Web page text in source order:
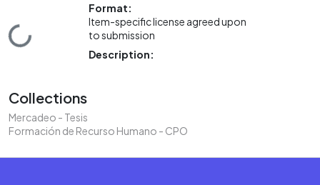
Loading...
Format:
Item-specific license agreed upon
to submission
Description:
Collections
Mercadeo - Tesis
Formación de Recurso Humano - CPO